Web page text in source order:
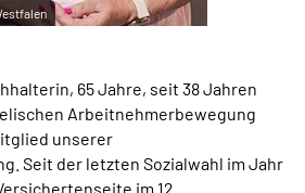
65 Jahre, seit 38 Jahren
Arbeitnehmerbewegung
unserer
Seit der letzten Sozialwahl im Jahr
im 12.